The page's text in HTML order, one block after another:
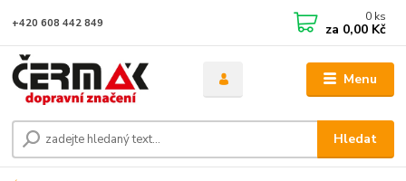
Menu
Hledat
+420 608 442 849 0 ks
za 0,00 Kč